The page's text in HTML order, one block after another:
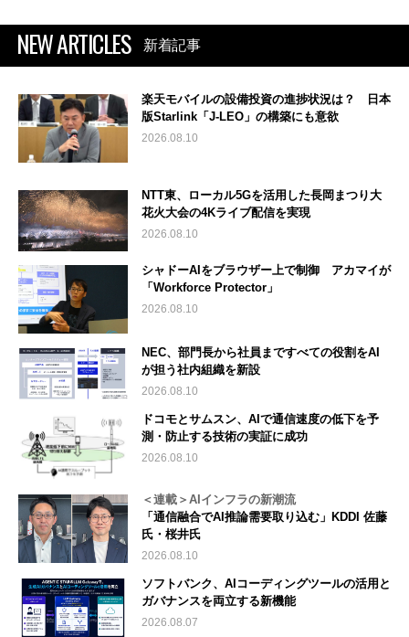
NEW ARTICLES 新着記事
楽天モバイルの設備投資の進捗状況は？ 日本
版Starlink「J-LEO」の構築にも意欲
2026.08.10
NTT東、ローカル5Gを活用した長岡まつり大
花火大会の4Kライブ配信を実現
2026.08.10
シャドーAIをブラウザー上で制御 アカマイが
「Workforce Protector」
2026.08.10
NEC、部門長から社員まですべての役割をAI
が担う社内組織を新設
2026.08.10
ドコモとサムスン、AIで通信速度の低下を予
測・防止する技術の実証に成功
2026.08.10
＜連載＞AIインフラの新潮流
「通信融合でAI推論需要取り込む」KDDI 佐藤
氏・桜井氏
2026.08.10
ソフトバンク、AIコーディングツールの活用と
ガバナンスを両立する新機能
2026.08.07